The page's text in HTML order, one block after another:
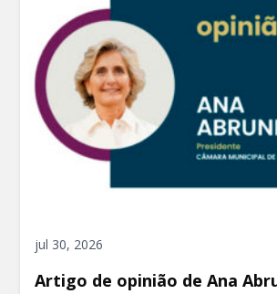
jul 30, 2026
Artigo de opinião de Ana